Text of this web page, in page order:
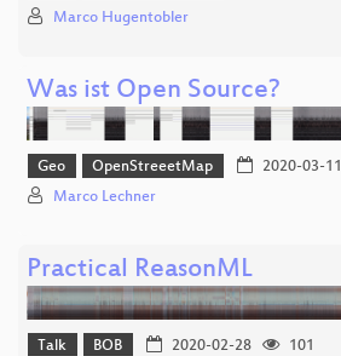
Marco Hugentobler
Was ist Open Source?
Geo OpenStreeetMap 2020-03-11
Marco Lechner
Practical ReasonML
Talk BOB 2020-02-28
101